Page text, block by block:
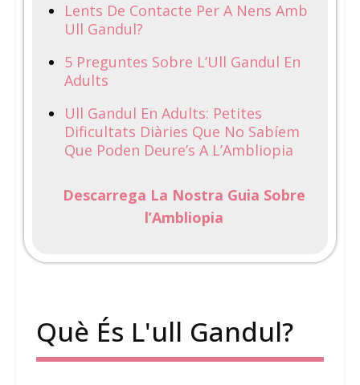
Lents De Contacte Per A Nens Amb
Ull Gandul?
5 Preguntes Sobre L’Ull Gandul En
Adults
Ull Gandul En Adults: Petites
Dificultats Diàries Que No Sabíem
Que Poden Deure’s A L’Ambliopia
Descarrega La Nostra Guia Sobre
l’Ambliopia
Què És L'ull Gandul?